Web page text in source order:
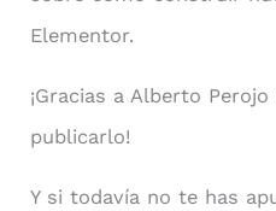
Elementor.
¡Gracias a Alberto
publicarlo!
Y si todavía no te has